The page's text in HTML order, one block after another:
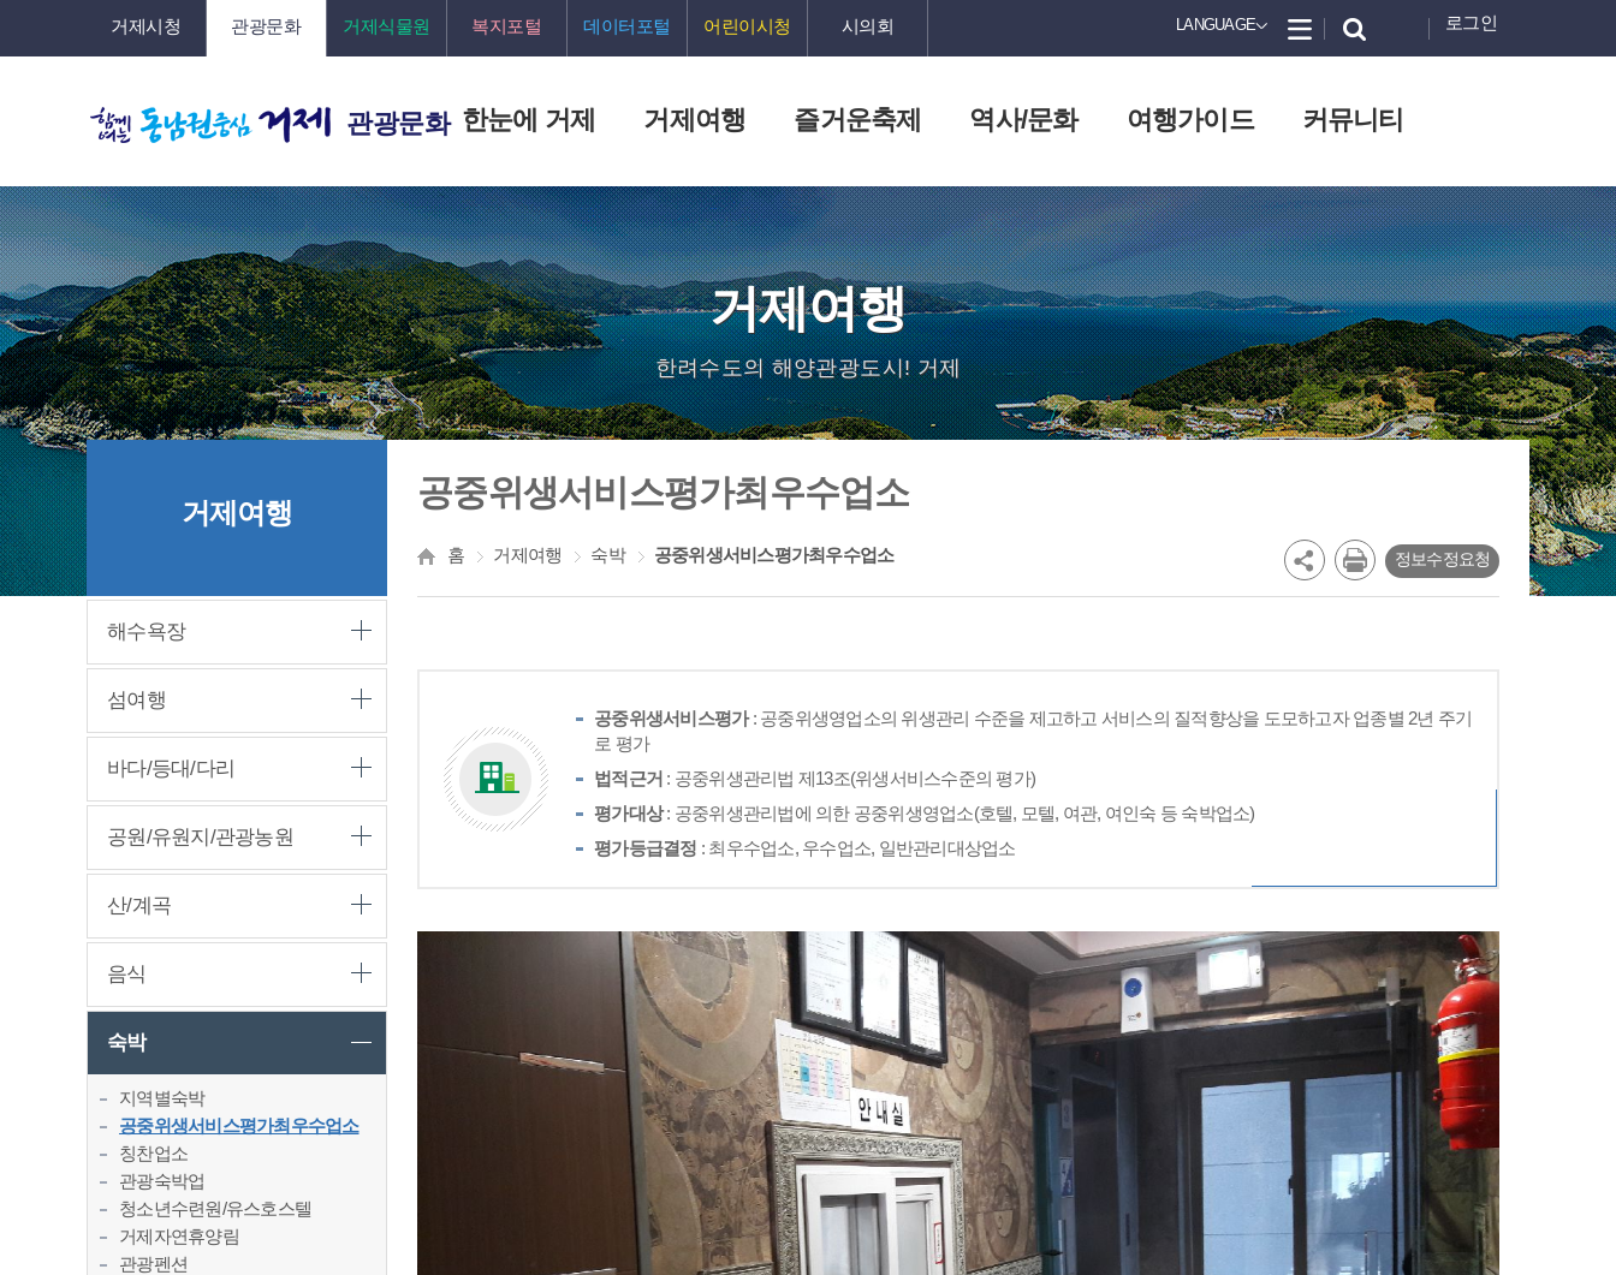
거제시청 관광문화 거제식물원 복지포털 데이터포털 어린이시청 시의회 LANGUAGE 로그인
관광문화 한눈에 거제 거제여행 즐거운축제 역사/문화 여행가이드 커뮤니티
거제여행
한려수도의 해양관광도시! 거제
거제여행
해수욕장
섬여행
바다/등대/다리
공원/유원지/관광농원
산/계곡
음식
숙박
지역별숙박
공중위생서비스평가최우수업소
칭찬업소
관광숙박업
청소년수련원/유스호스텔
거제자연휴양림
관광펜션
공중위생서비스평가최우수업소
홈 거제여행 숙박 공중위생서비스평가최우수업소 정보수정요청
공중위생서비스평가: 공중위생영업소의 위생관리 수준을 제고하고 서비스의 질적향상을 도모하고자 업종별 2년 주기
로 평가
법적근거 : 공중위생관리법 제13조(위생서비스수준의 평가)
평가대상: 공중위생관리법에 의한 공중위생영업소(호텔, 모텔, 여관, 여인숙 등 숙박업소)
평가등급결정 : 최우수업소, 우수업소, 일반관리대상업소